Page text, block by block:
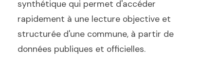
synthétique qui permet d'accéder
rapidement à une lecture objective et
structurée d'une commune, à partir de
données publiques et officielles.